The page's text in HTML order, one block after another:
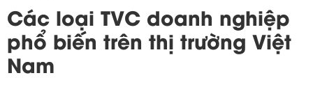
Các loại TVC doanh nghiệp
phổ biến trên thị trường Việt
Nam